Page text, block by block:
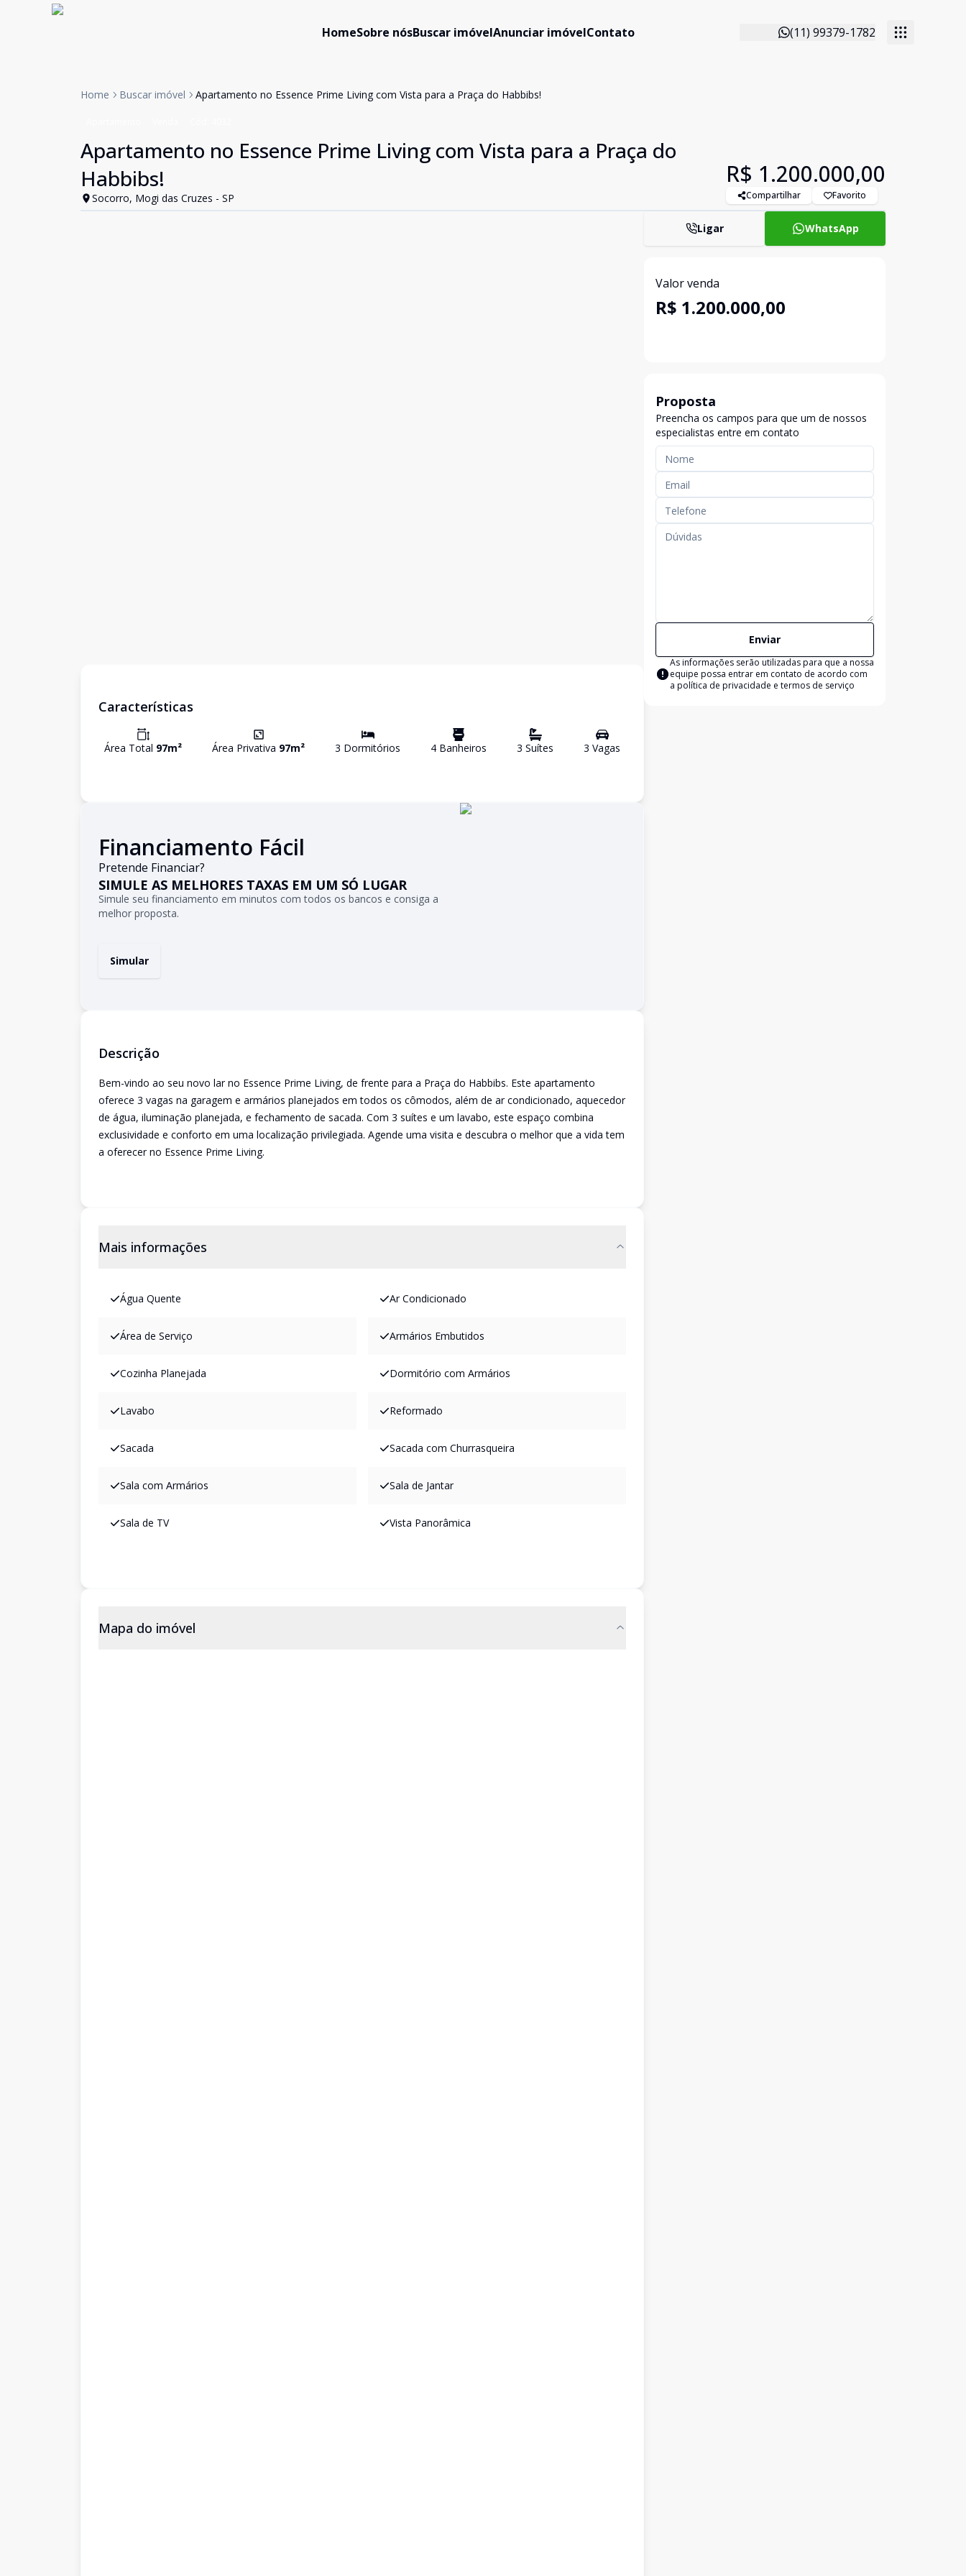
HomeSobre nósBuscar imóvelAnunciar imóvelContato (11) 99379-1782
Home Buscar imóvel Apartamento no Essence Prime Living com Vista para a Praça do Habbibs!
Apartamento no Essence Prime Living com Vista para a Praça do
Habbibs!
Socorro, Mogi das Cruzes - SP
R$ 1.200.000,00
Compartilhar Favorito
Características
Área Total 97m² Área Privativa 97m² 3 Dormitórios 4 Banheiros 3 Suítes 3 Vagas
Financiamento Fácil
Pretende Financiar?
SIMULE AS MELHORES TAXAS EM UM SÓ LUGAR
Simule seu financiamento em minutos com todos os bancos e consiga a
melhor proposta.
Simular
Descrição
Bem-vindo ao seu novo lar no Essence Prime Living, de frente para a Praça do Habbibs. Este apartamento
oferece 3 vagas na garagem e armários planejados em todos os cômodos, além de ar condicionado, aquecedor
de água, iluminação planejada, e fechamento de sacada. Com 3 suítes e um lavabo, este espaço combina
exclusividade e conforto em uma localização privilegiada. Agende uma visita e descubra o melhor que a vida tem
a oferecer no Essence Prime Living.
Mais informações
Água Quente Ar Condicionado
Área de Serviço Armários Embutidos
Cozinha Planejada Dormitório com Armários
Lavabo Reformado
Sacada Sacada com Churrasqueira
Sala com Armários Sala de Jantar
Sala de TV Vista Panorâmica
Mapa do imóvel
Ligar WhatsApp
Valor venda
R$ 1.200.000,00
Proposta
Preencha os campos para que um de nossos
especialistas entre em contato
Enviar
As informações serão utilizadas para que a nossa
equipe possa entrar em contato de acordo com
a política de privacidade e termos de serviço